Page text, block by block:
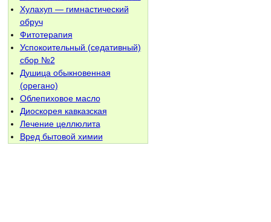
Хулахуп — гимнастический
обруч
Фитотерапия
Успокоительный (седативный)
сбор №2
Душица обыкновенная
(орегано)
Облепиховое масло
Диоскорея кавказская
Лечение целлюлита
Вред бытовой химии